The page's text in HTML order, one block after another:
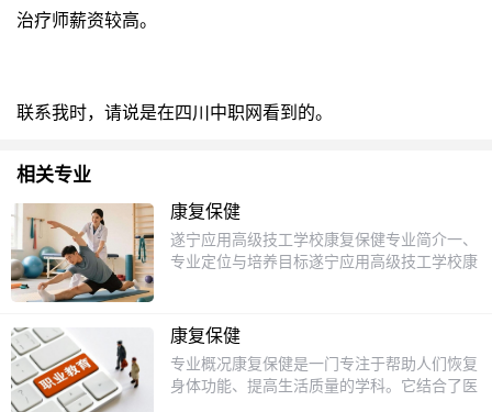
治疗师薪资较高。
联系我时，请说是在四川中职网看到的。
相关专业
康复保健
遂宁应用高级技工学校康复保健专业简介一、
专业定位与培养目标遂宁应用高级技工学校康
高素质技术技能人才。学生需掌握现代康复医
学与传统康复技术的基本理论、基本知识和基
本技能，能够胜任各级医疗机构、康复中心、
社区康复机构及社会福利机构的康复治疗、保
康复保健
专业概况康复保健是一门专注于帮助人们恢复
身体功能、提高生活质量的学科。它结合了医